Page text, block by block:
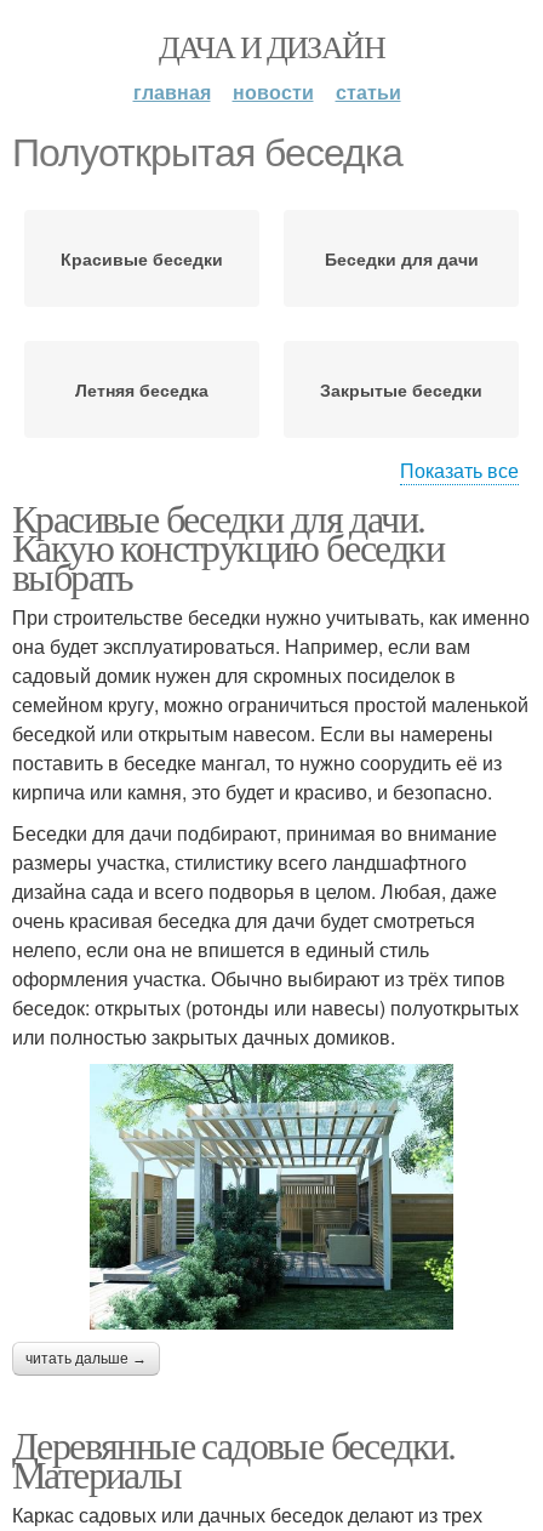
ДАЧА И ДИЗАЙН
главная новости статьи
Полуоткрытая беседка
Красивые беседки Беседки для дачи
Летняя беседка Закрытые беседки
Беседки в частном доме Современные беседки
Садовые беседки Беседки в челябинске
Деревянные беседки Беседка для дачи
Деревянная беседка Беседка из дерева
Беседка с
четырехскатной
крышей
Беседки с полом и
Беседки из дерева Бюджетная беседка
Беседка за пару Беседка на даче
Показать все
Красивые беседки для дачи.
Какую конструкцию беседки
выбрать
При строительстве беседки нужно учитывать, как именно
она будет эксплуатироваться. Например, если вам
садовый домик нужен для скромных посиделок в
семейном кругу, можно ограничиться простой маленькой
беседкой или открытым навесом. Если вы намерены
поставить в беседке мангал, то нужно соорудить её из
кирпича или камня, это будет и красиво, и безопасно.
Беседки для дачи подбирают, принимая во внимание
размеры участка, стилистику всего ландшафтного
дизайна сада и всего подворья в целом. Любая, даже
очень красивая беседка для дачи будет смотреться
нелепо, если она не впишется в единый стиль
оформления участка. Обычно выбирают из трёх типов
беседок: открытых (ротонды или навесы) полуоткрытых
или полностью закрытых дачных домиков.
читать дальше →
Деревянные садовые беседки.
Материалы
Каркас садовых или дачных беседок делают из трех